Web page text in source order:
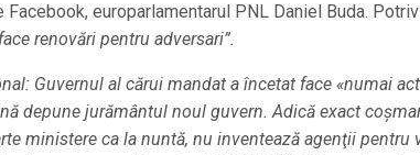
Facebook, europarlamentarul PNL Daniel Buda.
renovări pentru adversari”.
Guvernul al cărui mandat a încetat face «numai
depune jurământul noul guvern. Adică exact
ministere ca la nuntă, nu inventează agenţii pentru